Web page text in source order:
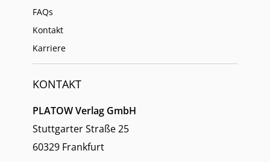
FAQs
Kontakt
Karriere
KONTAKT
PLATOW Verlag GmbH
Stuttgarter Straße 25
60329 Frankfurt